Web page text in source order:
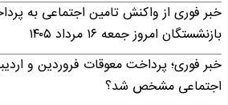
خبر فوری از واکنش تامین اجتماعی به
بازنشستگان امروز جمعه ۱۶ مرداد ۱۴۰۵
خبر فوری؛ پرداخت معوقات فروردین و
اجتماعی مشخص شد؟